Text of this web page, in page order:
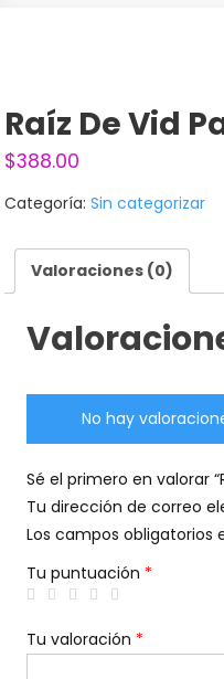
Raíz De Vid
$388.00
Categoría:Sin categorizar
Valoraciones (0)
No hay
Sé el primero en valorar
Tu dirección de correo
Los campos obligatorios
Tu puntuación *
Tu valoración *